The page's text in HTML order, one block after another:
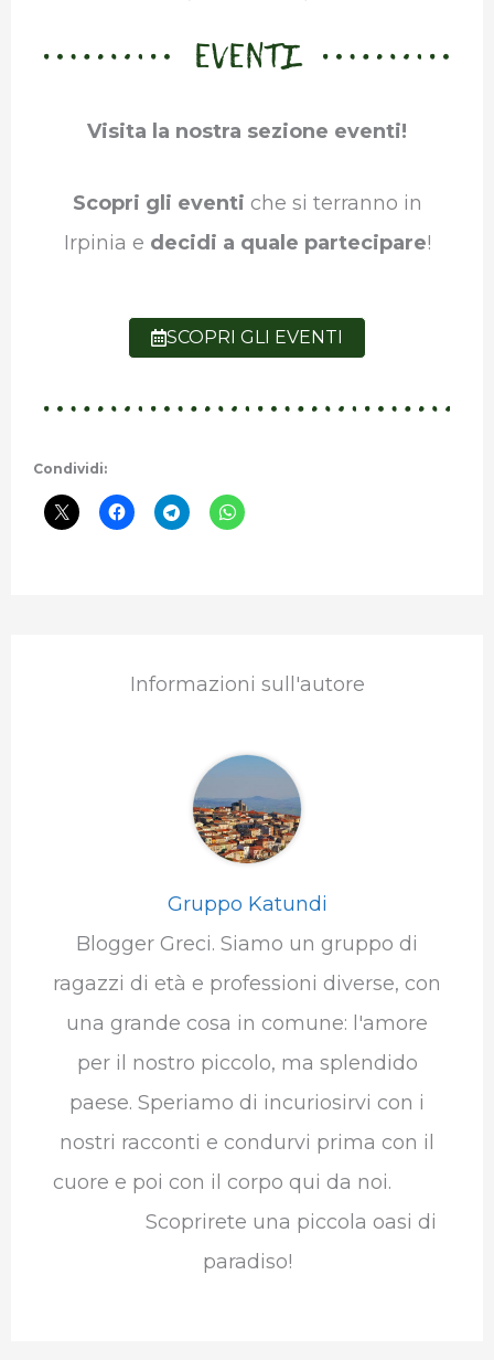
EVENTI
Visita la nostra sezione eventi!
Scopri gli eventi che si terranno in
Irpinia e decidi a quale partecipare!
SCOPRI GLI EVENTI
Condividi:
Informazioni sull'autore
Gruppo Katundi
Blogger Greci. Siamo un gruppo di
ragazzi di età e professioni diverse, con
una grande cosa in comune: l'amore
per il nostro piccolo, ma splendido
paese. Speriamo di incuriosirvi con i
nostri racconti e condurvi prima con il
cuore e poi con il corpo qui da noi.
Scoprirete una piccola oasi di
paradiso!